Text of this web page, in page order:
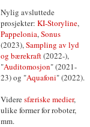
Nylig avsluttede
prosjekter: KI-Storyline,
Pappelonia,Sonus
(2023),Sampling av lyd
og bærekraft(2022-),
"Auditomosjon" (2021-
23) og "Aquafoni" (2022).
Videresfæriske medier,
ulike former for roboter,
mm.